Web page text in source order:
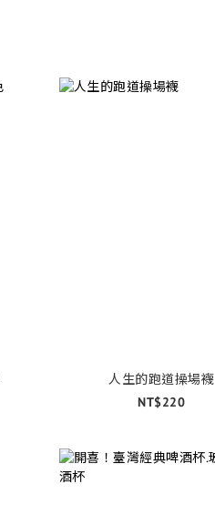
人生的跑道操場襪
NT$220